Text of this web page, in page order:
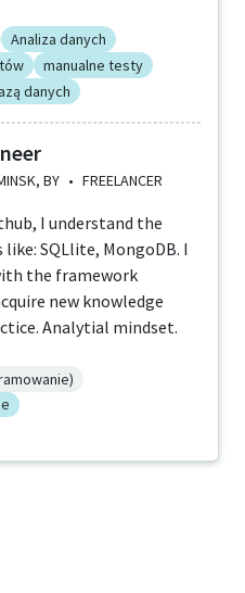
Analiza danych
manualne testy
danych
BY • FREELANCER
I understand the
SQLlite, MongoDB. I
the framework
new knowledge
Analytial mindset.